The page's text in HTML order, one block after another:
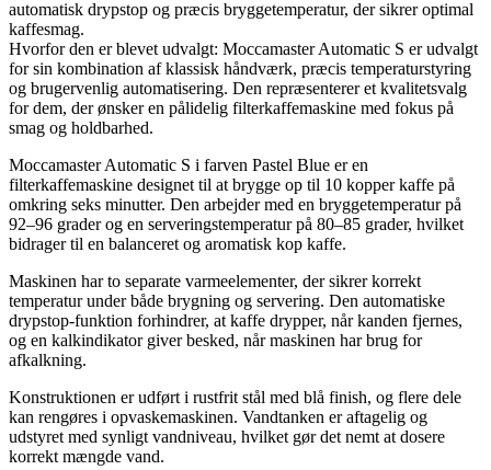
automatisk drypstop og præcis bryggetemperatur, der sikrer optimal
kaffesmag.
Hvorfor den er blevet udvalgt: Moccamaster Automatic S er udvalgt
for sin kombination af klassisk håndværk, præcis temperaturstyring
og brugervenlig automatisering. Den repræsenterer et kvalitetsvalg
for dem, der ønsker en pålidelig filterkaffemaskine med fokus på
smag og holdbarhed.
Moccamaster Automatic S i farven Pastel Blue er en
filterkaffemaskine designet til at brygge op til 10 kopper kaffe på
omkring seks minutter. Den arbejder med en bryggetemperatur på
92–96 grader og en serveringstemperatur på 80–85 grader, hvilket
bidrager til en balanceret og aromatisk kop kaffe.
Maskinen har to separate varmeelementer, der sikrer korrekt
temperatur under både brygning og servering. Den automatiske
drypstop-funktion forhindrer, at kaffe drypper, når kanden fjernes,
og en kalkindikator giver besked, når maskinen har brug for
afkalkning.
Konstruktionen er udført i rustfrit stål med blå finish, og flere dele
kan rengøres i opvaskemaskinen. Vandtanken er aftagelig og
udstyret med synligt vandniveau, hvilket gør det nemt at dosere
korrekt mængde vand.